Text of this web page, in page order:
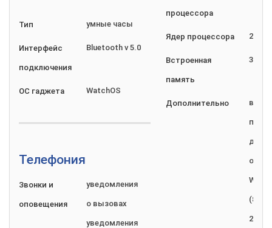
Тип умные часы
Интерфейс
подключения
Bluetooth v 5.0
ОС гаджета WatchOS
Телефония
Звонки и
оповещения
уведомления
о вызовах
уведомления
процессора
Ядер процессора 2
Встроенная
память
32 ГБ
Дополнительно
плеер
Wi-Fi 4